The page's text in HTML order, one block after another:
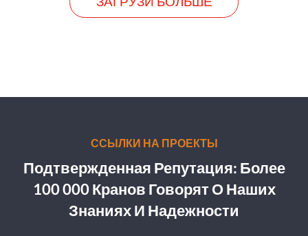
ССЫЛКИ НА ПРОЕКТЫ
Подтвержденная Репутация: Более
100 000 Кранов Говорят О Наших
Знаниях И Надежности